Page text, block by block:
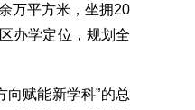
万平方米，坐拥20
办学定位，规划全
赋能新学科”的总